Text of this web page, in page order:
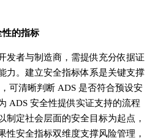
性的指标
发者与制造商，需提供充分依据证
力。建立安全指标体系是关键支撑
可清晰判断 ADS 是否符合预设安
ADS 安全性提供实证支持的流程
制定社会层面的安全目标为起点，
性安全指标双维度支撑风险管理，